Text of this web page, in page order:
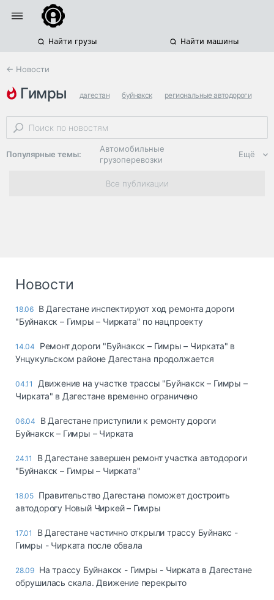
Найти грузы Найти машины
← Новости
гимры дагестан буйнакск региональные автодороги
Популярные темы:
Автомобильные
грузоперевозки
Региональная
логистика
опасные грузы
страхование
Склады и
грузовые
Коммерческий
транспорт
Спецтехника
запчасти, шины
Топливо, масла и
Ещё
Все публикации
Новости
18.06 В Дагестане инспектируют ход ремонта дороги
"Буйнакск – Гимры – Чирката" по нацпроекту
14.04
Ремонт дороги "Буйнакск – Гимры – Чирката" в
Унцукульском районе Дагестана продолжается
04.11
Движение на участке трассы "Буйнакск – Гимры –
Чирката" в Дагестане временно ограничено
06.04
В Дагестане приступили к ремонту дороги
Буйнакск – Гимры – Чирката
24.11
В Дагестане завершен ремонт участка автодороги
"Буйнакск – Гимры – Чирката"
18.05 Правительство Дагестана поможет достроить
автодорогу Новый Чиркей – Гимры
17.01
В Дагестане частично открыли трассу Буйнакс -
Гимры - Чирката после обвала
28.09 На трассу Буйнакск - Гимры - Чирката в Дагестане
обрушилась скала. Движение перекрыто